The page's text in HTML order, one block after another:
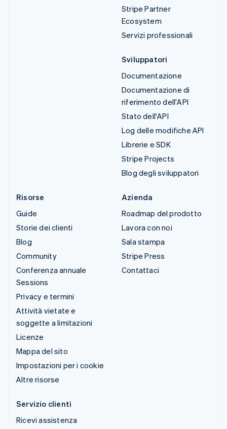
Stripe Partner
Ecosystem
Servizi professionali
Sviluppatori
Documentazione
Documentazione di
riferimento dell'API
Stato dell'API
Log delle modifiche API
Librerie e SDK
Stripe Projects
Blog degli sviluppatori
Risorse
Guide
Storie dei clienti
Blog
Community
Conferenza annuale
Sessions
Privacy e termini
Attività vietate e
soggette a limitazioni
Licenze
Mappa del sito
Impostazioni per i cookie
Altre risorse
Azienda
Roadmap del prodotto
Lavora con noi
Sala stampa
Stripe Press
Contattaci
Servizio clienti
Ricevi assistenza